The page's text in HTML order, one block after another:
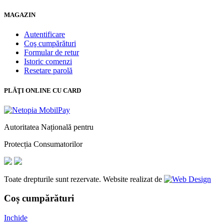
MAGAZIN
Autentificare
Coş cumpărături
Formular de retur
Istoric comenzi
Resetare parolă
PLĂŢI ONLINE CU CARD
Autoritatea Națională pentru
Protecția Consumatorilor
Toate drepturile sunt rezervate. Website realizat de
Coș cumpărături
Inchide